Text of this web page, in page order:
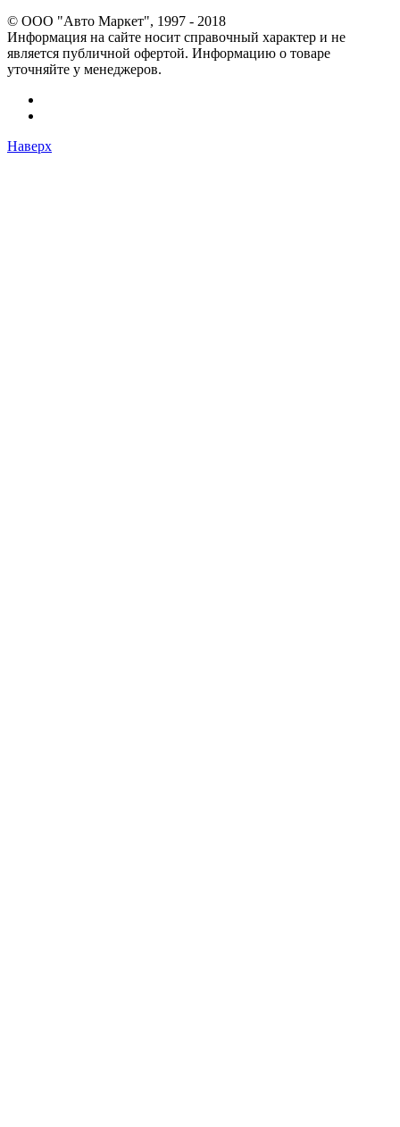
© OOO "Авто Маркет", 1997 - 2018
Информация на сайте носит справочный характер и не
является публичной офертой. Информацию о товаре
уточняйте у менеджеров.
Наверх